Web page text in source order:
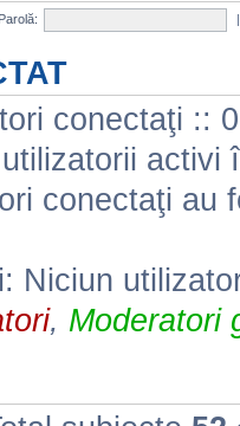
Parolă:
conectaţi ::
activi
conectaţi au
Niciun
, Moderatori